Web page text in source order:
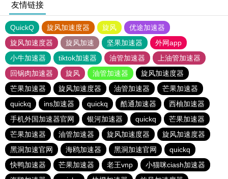
友情链接
QuickQ 旋风加速度器 旋风
优途加速器
旋风加速度器
旋风加速 坚果加速器
外网app
小牛加速器
tiktok加速器 油管加速器
上油管加速器
回锅肉加速器
旋风 油管加速器
旋风加速度器
芒果加速器
旋风加速度器 油管加速器
芒果加速器
quickq
ins加速器 quickq 酷通加速器
西柚加速器
手机外国加速器官网
银河加速器 quickq
芒果加速器
芒果加速器
油管加速器 旋风加速度器
旋风加速度器
黑洞加速官网
海鸥加速器 黑洞加速官网
quickq
快鸭加速器
芒果加速器 老王vnp
小猫咪ciash加速器